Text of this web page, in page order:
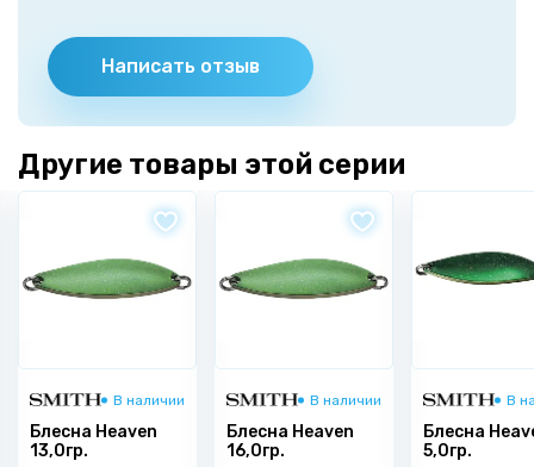
Написать отзыв
Другие товары этой серии
В наличии
Блесна Heaven
13,0гр.
В наличии
Блесна Heaven
16,0гр.
В
Блесна
5,0гр.